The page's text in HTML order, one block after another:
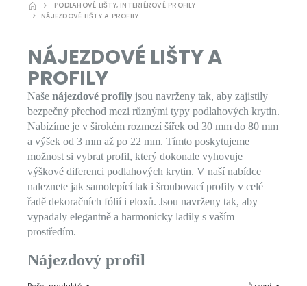
PODLAHOVÉ LIŠTY, INTERIÉROVÉ PROFILY
NÁJEZDOVÉ LIŠTY A PROFILY
NÁJEZDOVÉ LIŠTY A
PROFILY
Naše nájezdové profily jsou navrženy tak, aby zajistily
bezpečný přechod mezi různými typy podlahových krytin.
Nabízíme je v širokém rozmezí šířek od 30 mm do 80 mm
a výšek od 3 mm až po 22 mm. Tímto poskytujeme
možnost si vybrat profil, který dokonale vyhovuje
výškové diferenci podlahových krytin. V naší nabídce
naleznete jak samolepící tak i šroubovací profily v celé
řadě dekoračních fólií i eloxů. Jsou navrženy tak, aby
vypadaly elegantně a harmonicky ladily s vaším
prostředím.
Nájezdový profil